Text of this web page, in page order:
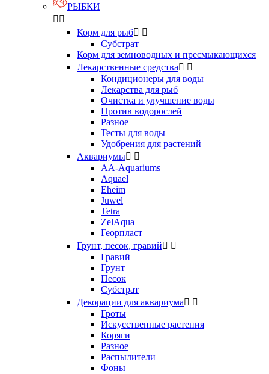
РЫБКИ
 
Корм для рыб 
Субстрат
Корм для земноводных и пресмыкающихся
Лекарственные средства 
Кондиционеры для воды
Лекарства для рыб
Очистка и улучшение воды
Против водорослей
Разное
Тесты для воды
Удобрения для растений
Аквариумы 
AA-Aquariums
Aquael
Eheim
Juwel
Tetra
ZelAqua
Георпласт
Грунт, песок, гравий 
Гравий
Грунт
Песок
Субстрат
Декорации для аквариума 
Гроты
Искусственные растения
Коряги
Разное
Распылители
Фоны